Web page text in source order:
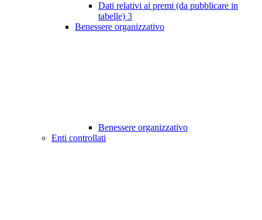
Dati relativi ai premi (da pubblicare in
tabelle) 3
Benessere organizzativo
Benessere organizzativo
Enti controllati